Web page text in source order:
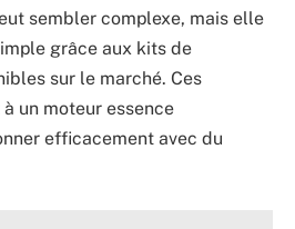
sembler complexe, mais elle
grâce aux kits de
sur le marché. Ces
un moteur essence
efficacement avec du